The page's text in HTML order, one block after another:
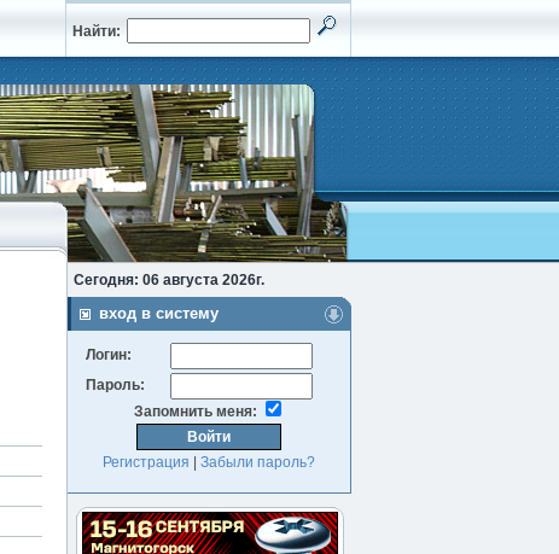
Найти:
Сегодня: 06 августа 2026г.
вход в систему
Логин:
Пароль:
Запомнить меня:
Регистрация Забыли пароль?